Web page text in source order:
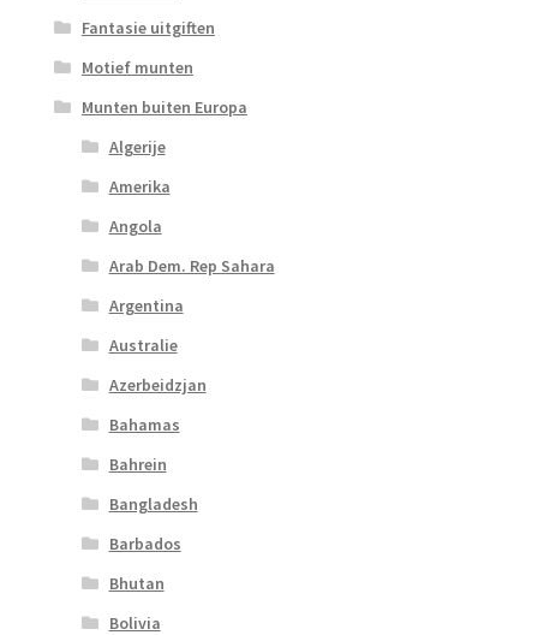
Fantasie uitgiften
Motief munten
Munten buiten Europa
Algerije
Amerika
Angola
Arab Dem. Rep Sahara
Argentina
Australie
Azerbeidzjan
Bahamas
Bahrein
Bangladesh
Barbados
Bhutan
Bolivia